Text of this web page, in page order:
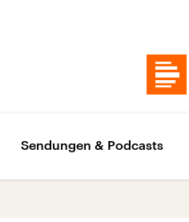
Sendungen & Podcasts